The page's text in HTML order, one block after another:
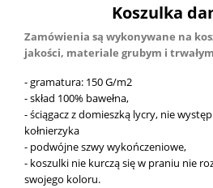
Koszulka
Zamówienia są wykonywane na
jakości, materiale grubym i
- gramatura: 150 G/m2
- skład 100% bawełna,
- ściągacz z domieszką lycry, nie
kołnierzyka
- podwójne szwy wykończeniowe,
- koszulki nie kurczą się w praniu nie
swojego koloru.